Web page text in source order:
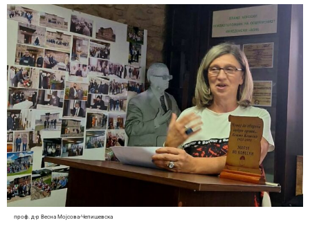
проф. д-р Весна Мојсова-Чепишевска